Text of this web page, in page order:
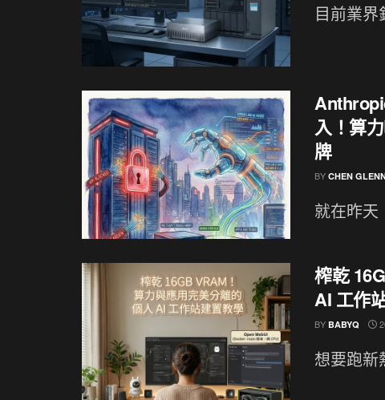
目前業
入！算
牌
BY CHEN
就在昨天
榨乾
AI 工作
BY BABYQ
想要跑新